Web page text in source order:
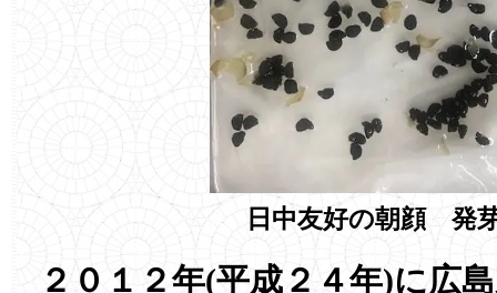
日中友好の朝顔 発
２０１２年(平成２４年)に広